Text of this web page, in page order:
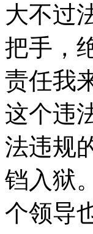
大不过
把手，
责任我
这个违
法违规
铛入狱
个领导